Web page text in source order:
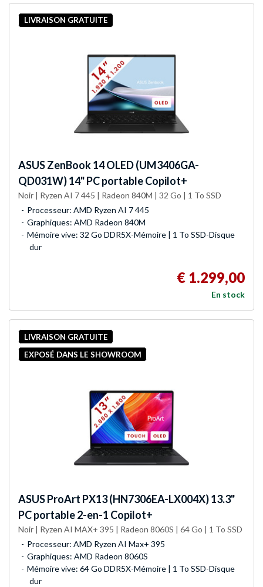
LIVRAISON GRATUITE
ASUSZenBook 14 OLED (UM3406GA-
QD031W) 14" PC portable Copilot+
Noir | Ryzen AI 7 445 | Radeon 840M | 32 Go | 1 To SSD
Processeur: AMD Ryzen AI 7 445
Graphiques: AMD Radeon 840M
Mémoire vive: 32 Go DDR5X-Mémoire | 1 To SSD-Disque
dur
€ 1.299,00
En stock
LIVRAISON GRATUITE
EXPOSÉ DANS LE SHOWROOM
ASUSProArt PX13 (HN7306EA-LX004X) 13.3"
PC portable 2-en-1 Copilot+
Noir | Ryzen AI MAX+ 395 | Radeon 8060S | 64 Go | 1 To SSD
Processeur: AMD Ryzen AI Max+ 395
Graphiques: AMD Radeon 8060S
Mémoire vive: 64 Go DDR5X-Mémoire | 1 To SSD-Disque
dur